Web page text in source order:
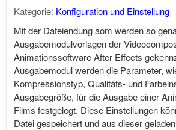
Kategorie: Konfiguration und Einstellung
Mit der Dateiendung aom werden so
Ausgabemodulvorlagen der
Animationssoftware After Effects
Ausgabemodul werden die Parameter,
Kompressionstyp, Qualitäts- und
Ausgabegröße, für die Ausgabe einer
Films festgelegt. Diese Einstellungen
Datei gespeichert und aus dieser